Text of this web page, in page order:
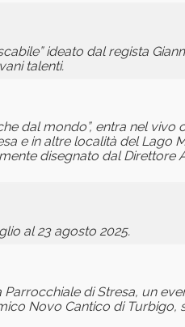
ideato dal regista
talenti.
dal mondo”, entra nel vivo
e in altre località del Lago
disegnato dal Direttore
al 23 agosto 2025.
di Stresa, un
Novo Cantico di Turbigo,